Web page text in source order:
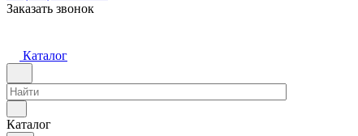
Заказать звонок
Каталог
Каталог